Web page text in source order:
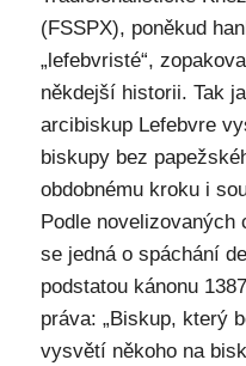
(FSSPX), poněkud
„lefebvristé“,
někdejší historii. Tak
arcibiskup Lefebvre
biskupy bez
obdobnému kroku i
Podle
se jedná o spáchání
podstatou kánonu
práva: „Biskup, který
vysvětí někoho na